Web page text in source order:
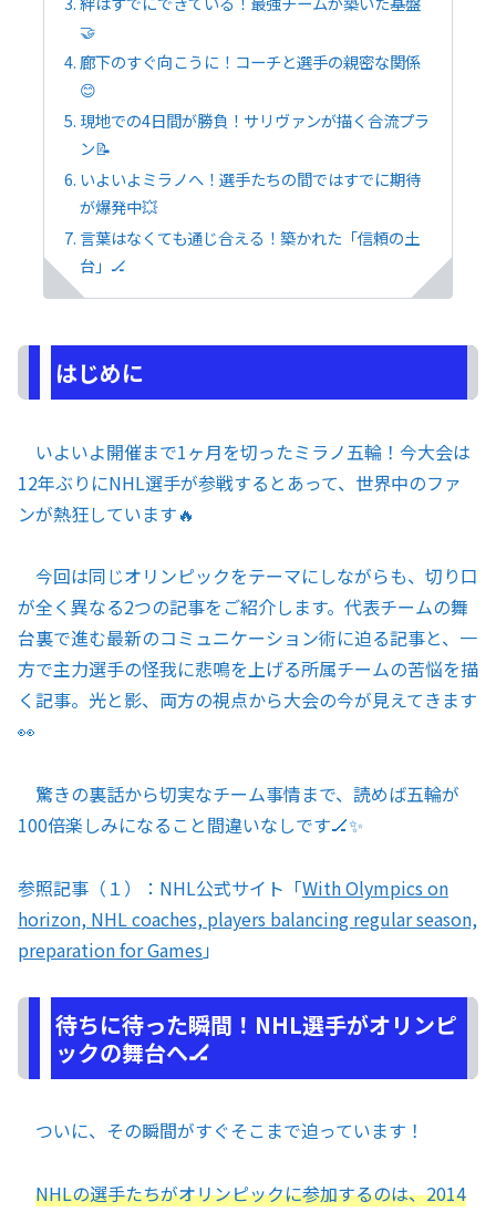
🤝
廊下のすぐ向こうに！コーチと選手の親密な関係
😊
現地での4日間が勝負！サリヴァンが描く合流プラ
ン📝
いよいよミラノへ！選手たちの間ではすでに期待
が爆発中💥
言葉はなくても通じ合える！築かれた「信頼の土
台」🏒
はじめに
いよいよ開催まで1ヶ月を切ったミラノ五輪！今大会は
12年ぶりにNHL選手が参戦するとあって、世界中のファ
ンが熱狂しています🔥
今回は同じオリンピックをテーマにしながらも、切り口
が全く異なる2つの記事をご紹介します。代表チームの舞
台裏で進む最新のコミュニケーション術に迫る記事と、一
方で主力選手の怪我に悲鳴を上げる所属チームの苦悩を描
く記事。光と影、両方の視点から大会の今が見えてきます
👀
驚きの裏話から切実なチーム事情まで、読めば五輪が
100倍楽しみになること間違いなしです🏒✨
参照記事（１）：NHL公式サイト「With Olympics on
horizon, NHL coaches, players balancing regular season,
preparation for Games」
待ちに待った瞬間！NHL選手がオリンピ
ックの舞台へ🏒
ついに、その瞬間がすぐそこまで迫っています！
NHLの選手たちがオリンピックに参加するのは、2014